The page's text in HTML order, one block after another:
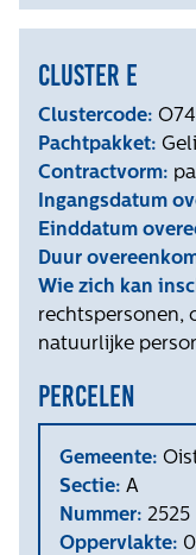
Cluster e
Clustercode:
Pachtpakket:
Contractvorm:
Ingangsdatum
Einddatum
Duur
Wie zich kan
rechtspersonen,
natuurlijke
Percelen
Gemeente:
Sectie: A
Nummer: 2525
Oppervlakte: